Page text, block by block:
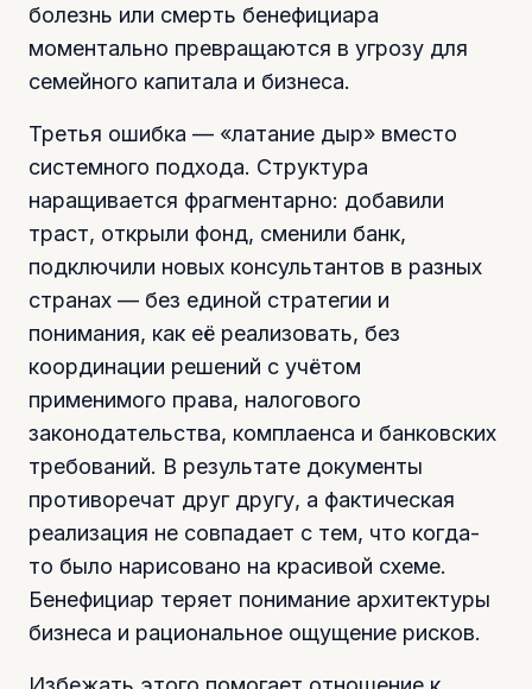
болезнь или смерть бенефициара
моментально превращаются в угрозу для
семейного капитала и бизнеса.
Третья ошибка — «латание дыр» вместо
системного подхода. Структура
наращивается фрагментарно: добавили
траст, открыли фонд, сменили банк,
подключили новых консультантов в разных
странах — без единой стратегии и
понимания, как её реализовать, без
координации решений с учётом
применимого права, налогового
законодательства, комплаенса и банковских
требований. В результате документы
противоречат друг другу, а фактическая
реализация не совпадает с тем, что когда-
то было нарисовано на красивой схеме.
Бенефициар теряет понимание архитектуры
бизнеса и рациональное ощущение рисков.